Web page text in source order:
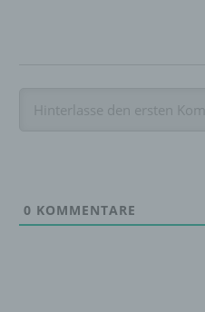
0 KOMMENTARE
Markierung